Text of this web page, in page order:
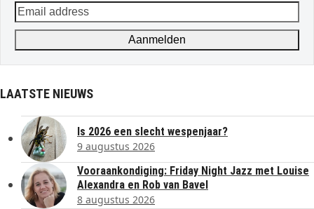
Email
address
Aanmelden
LAATSTE NIEUWS
Is 2026 een slecht wespenjaar?
9 augustus 2026
Vooraankondiging: Friday Night Jazz met Louise
Alexandra en Rob van Bavel
8 augustus 2026